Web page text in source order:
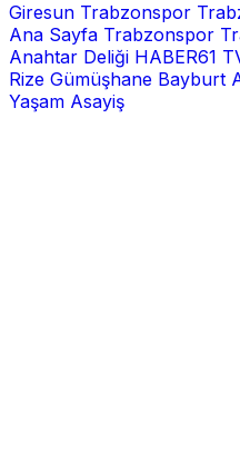
Giresun Trabzonspor
Ana Sayfa Trabzonspor
Anahtar Deliği HABER61
Rize Gümüşhane Bayburt
Yaşam Asayiş